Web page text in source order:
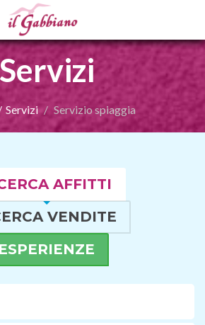
Servizi
Servizi Servizio spiaggia
AFFITTI
VENDITE
ESPERIENZE